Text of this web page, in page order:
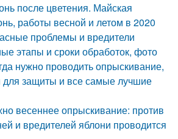
после цветения. Майская
работы весной и летом в 2020
проблемы и вредители
этапы и сроки обработок, фото
нужно проводить опрыскивание,
для защиты и все самые лучшие
весеннее опрыскивание: против
и вредителей яблони проводится